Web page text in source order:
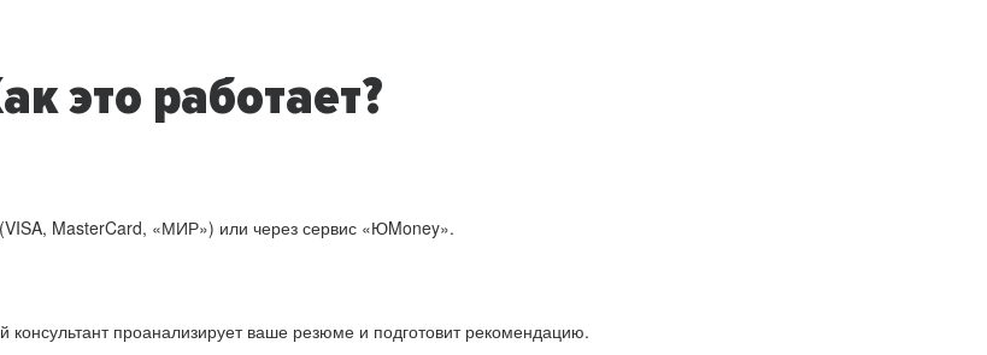
это работает?
MasterCard, «МИР») или через сервис «ЮMoney».
консультант проанализирует ваше резюме и подготовит рекомендацию.